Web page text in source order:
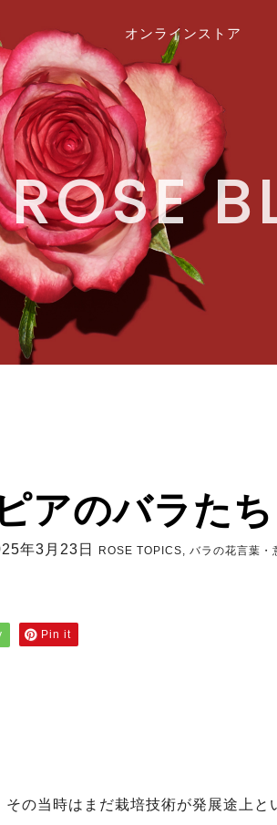
オンラインストア
アのバラたち
年3月23日 ROSE TOPICS バラの花言葉・
Pin it
の当時はまだ栽培技術が発展途上と